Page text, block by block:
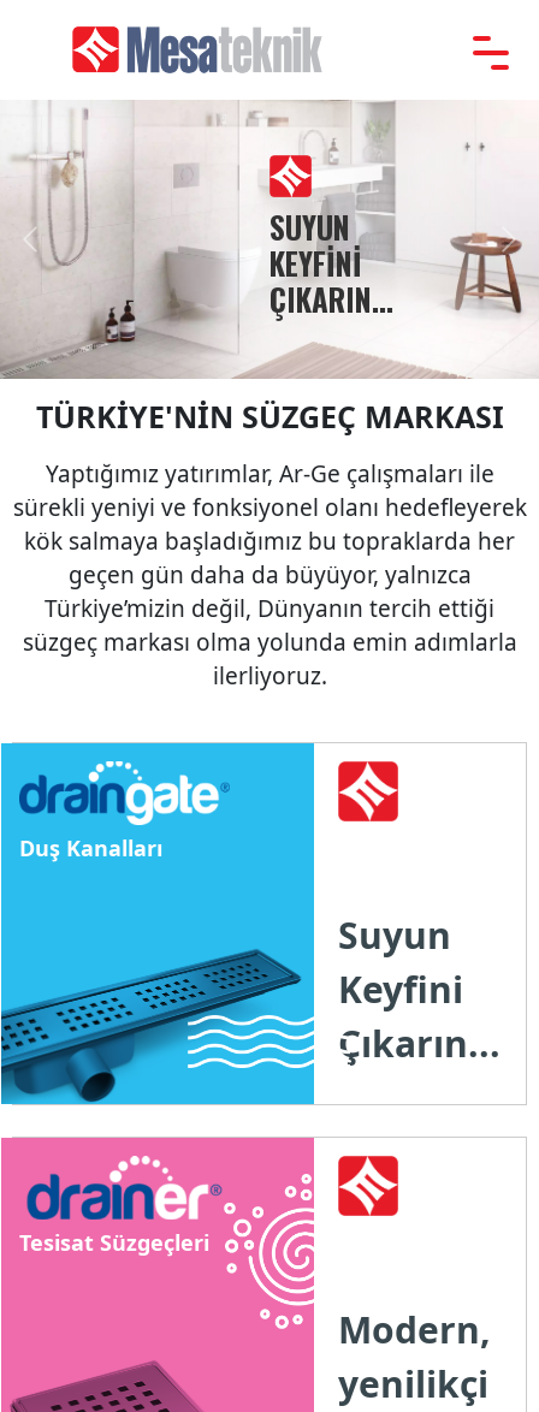
Ürünler
Tanıtım
Referanslar
SUYUN
KEYFİNİ
ÇIKARIN...
Previous
TÜRKİYE'NİN SÜZGEÇ MARKASI
Yaptığımız yatırımlar, Ar-Ge çalışmaları ile
sürekli yeniyi ve fonksiyonel olanı hedefleyerek
kök salmaya başladığımız bu topraklarda her
geçen gün daha da büyüyor, yalnızca
Türkiye’mizin değil, Dünyanın tercih ettiği
süzgeç markası olma yolunda emin adımlarla
ilerliyoruz.
Duş Kanalları
Suyun
Keyfini
Çıkarın...
Tesisat Süzgeçleri
Modern,
yenilikçi